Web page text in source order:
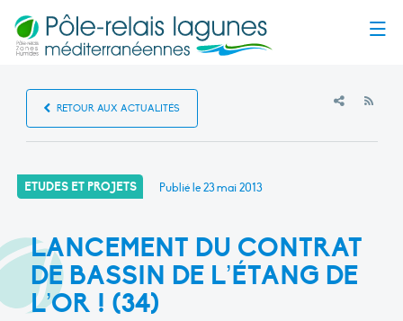
RETOUR AUX ACTUALITÉS
ETUDES ET PROJETS Publié le23 mai 2013
LANCEMENT DU CONTRAT
DE BASSIN DE L’ÉTANG DE
L’OR ! (34)